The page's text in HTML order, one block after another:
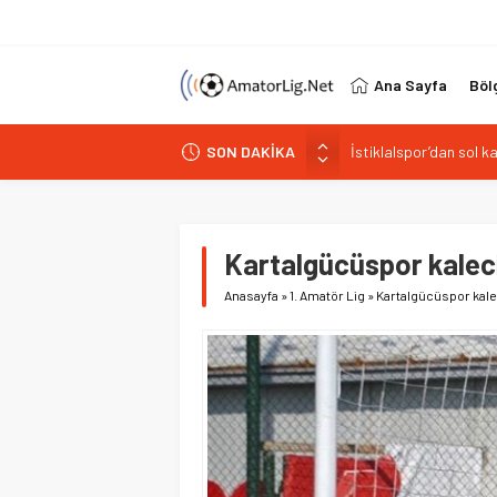
Ana Sayfa
SON DAKİKA
Paşabahçespor’da
İstanbul Gençlerbirliği
Kuzeyin Kaplanları
İstiklalspor’dan sol
Kartalgücüspor
Anasayfa »1. Amatör Lig » Kartalgücüspor